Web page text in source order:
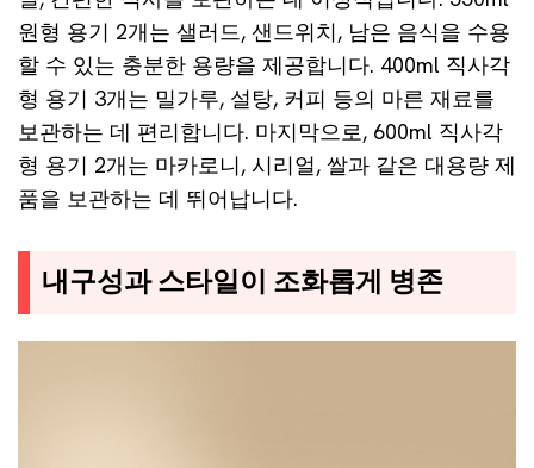
원형 용기 2개는 샐러드, 샌드위치, 남은 음식을 수용
할 수 있는 충분한 용량을 제공합니다. 400ml 직사각
형 용기 3개는 밀가루, 설탕, 커피 등의 마른 재료를
보관하는 데 편리합니다. 마지막으로, 600ml 직사각
형 용기 2개는 마카로니, 시리얼, 쌀과 같은 대용량 제
품을 보관하는 데 뛰어납니다.
내구성과 스타일이 조화롭게 병존